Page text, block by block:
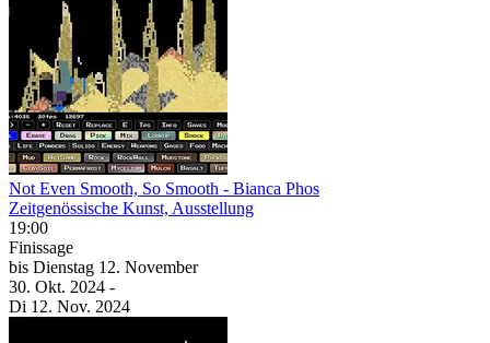
Not Even Smooth, So Smooth - Bianca Phos
Zeitgenössische Kunst, Ausstellung
19:00
Finissage
bis Dienstag 12. November
30. Okt. 2024 -
Di 12. Nov. 2024